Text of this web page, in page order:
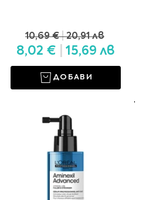
10,69 €|20,91 лв
8,02 € 15,69 лв
ДОБАВИ